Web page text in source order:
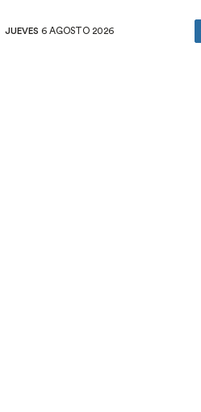
JUEVES 6 AGOSTO 2026